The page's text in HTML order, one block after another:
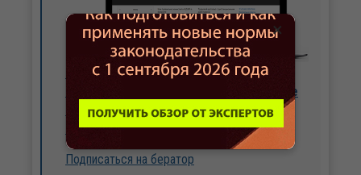
Подключите бератор - работать будет
проще! А еще у нас действуют большие
скидки. Переходите и узнавайте
подробности.
Подписаться на бератор
×